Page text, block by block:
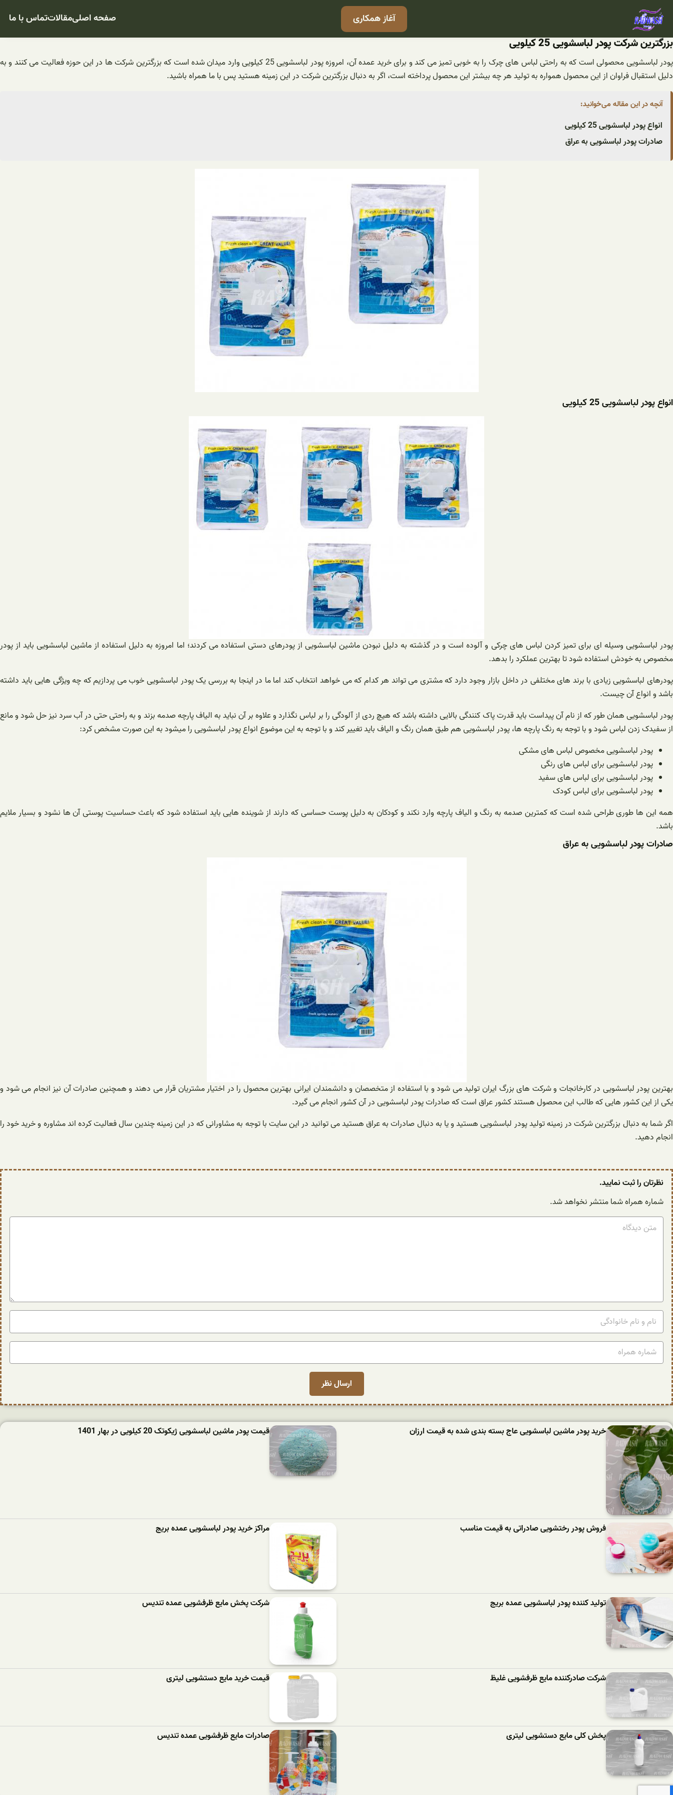
رفتن
آغاز همکاری صفحه اصلیمقالاتتماس با ما
بزرگترین شرکت پودر لباسشویی 25 کیلویی
پودر لباسشویی محصولی است که به راحتی لباس های چرک را به خوبی تمیز می کند و برای خرید عمده آن، امروزه پودر لباسشویی 25 کیلویی وارد میدان شده است که بزرگترین شرکت ها در این حوزه فعالیت می کنند و به
دلیل استقبال فراوان از این محصول همواره به تولید هر چه بیشتر این محصول پرداخته است، اگر به دنبال بزرگترین شرکت در این زمینه هستید پس با ما همراه باشید.
آنچه در این مقاله می‌خوانید:
انواع پودر لباسشویی 25 کیلویی
صادرات پودر لباسشویی به عراق
انواع پودر لباسشویی 25 کیلویی
پودر لباسشویی وسیله ای برای تمیز کردن لباس های چرکی و آلوده است و در گذشته به دلیل نبودن ماشین لباسشویی از پودرهای دستی استفاده می کردند؛ اما امروزه به دلیل استفاده از ماشین لباسشویی باید از پودر
مخصوص به خودش استفاده شود تا بهترین عملکرد را بدهد.
پودرهای لباسشویی زیادی با برند های مختلفی در داخل بازار وجود دارد که مشتری می تواند هر کدام که می خواهد انتخاب کند اما ما در اینجا به بررسی یک پودر لباسشویی خوب می پردازیم که چه ویژگی هایی باید داشته
باشد و انواع آن چیست.
پودر لباسشویی همان طور که از نام آن پیداست باید قدرت پاک کنندگی بالایی داشته باشد که هیچ ردی از آلودگی را بر لباس نگذارد و علاوه بر آن نباید به الیاف پارچه صدمه بزند و به راحتی حتی در آب سرد نیز حل شود و مانع
از سفیدک زدن لباس شود و با توجه به رنگ پارچه ها، پودر لباسشویی هم طبق همان رنگ و الیاف باید تغییر کند و با توجه به این موضوع انواع پودر لباسشویی را میشود به این صورت مشخص کرد:
پودر لباسشویی مخصوص لباس های مشکی
پودر لباسشویی برای لباس های رنگی
پودر لباسشویی برای لباس های سفید
پودر لباسشویی برای لباس کودک
همه این ها طوری طراحی شده است که کمترین صدمه به رنگ و الیاف پارچه وارد نکند و کودکان به دلیل پوست حساسی که دارند از شوینده هایی باید استفاده شود که باعث حساسیت پوستی آن ها نشود و بسیار ملایم
باشد.
صادرات پودر لباسشویی به عراق
بهترین پودر لباسشویی در کارخانجات و شرکت های بزرگ ایران تولید می شود و با استفاده از متخصصان و دانشمندان ایرانی بهترین محصول را در اختیار مشتریان قرار می دهند و همچنین صادرات آن نیز انجام می شود و
یکی از این کشور هایی که طالب این محصول هستند کشور عراق است که صادرات پودر لباسشویی در آن کشور انجام می گیرد.
اگر شما به دنبال بزرگترین شرکت در زمینه تولید پودر لباسشویی هستید و یا به دنبال صادرات به عراق هستید می توانید در این سایت با توجه به مشاورانی که در این زمینه چندین سال فعالیت کرده اند مشاوره و خرید خود را
انجام دهید.
نظرتان را ثبت نمایید.
شماره همراه شما منتشر نخواهد شد.
خرید پودر ماشین لباسشویی عاج بسته بندی شده به قیمت ارزان قیمت پودر ماشین لباسشویی ژیکوتک 20 کیلویی در بهار 1401
فروش پودر رختشویی صادراتی به قیمت مناسب مراکز خرید پودر لباسشویی عمده بریج
تولید کننده پودر لباسشویی عمده بریج شرکت پخش مایع ظرفشویی عمده تندیس
شرکت صادرکننده مایع ظرفشویی غلیظ قیمت خرید مایع دستشویی لیتری
پخش کلی مایع دستشویی لیتری صادرات مایع ظرفشویی عمده تندیس